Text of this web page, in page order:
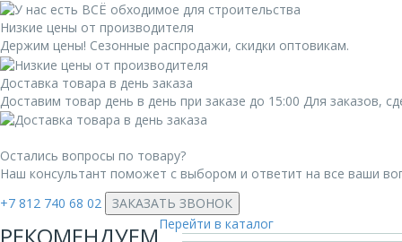
Низкие цены от производителя
Держим цены! Сезонные распродажи, скидки оптовикам.
Доставка товара в день заказа
Доставим товар день в день при заказе до 15:00 Для заказов,
Остались вопросы по товару?
Наш консультант поможет с выбором и ответит на все ваши
+7 812 740 68 02
ЗАКАЗАТЬ ЗВОНОК
РЕКОМЕНДУЕМПерейти в каталог